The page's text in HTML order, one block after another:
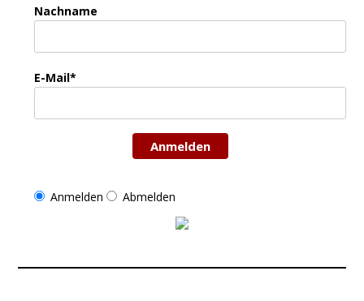
Nachname
E-Mail*
Anmelden
Anmelden Abmelden